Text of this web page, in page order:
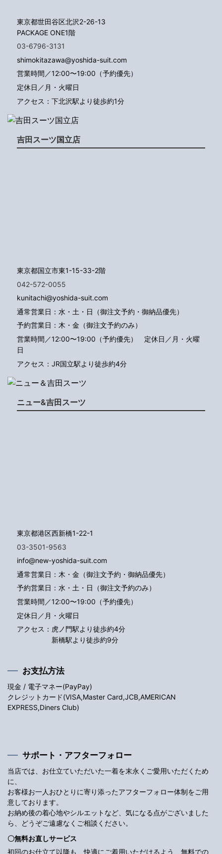
東京都世田谷区北沢2-26-13
PACKAGE ONE1階
03-6796-3131
shimokitazawa@yoshida-suit.com
営業時間／12:00〜19:00（予約優先）
定休日／月・火曜日
アクセス：下北沢駅より徒歩約1分
吉田スーツ国立店
東京都国立市東1-15-33-2階
042-572-0055
kunitachi@yoshida-suit.com
通常営業日：水・土・日（御注文予約・御納品優先）
予約営業日：木・金（御注文予約のみ）
営業時間／12:00〜19:00（予約優先） 定休日／月・火曜
日
アクセス：JR国立駅より徒歩約4分
ニュー&吉田スーツ
東京都港区西新橋1-22-1
03-3501-9563
info@new-yoshida-suit.com
通常営業日：木・金（御注文予約・御納品優先）
予約営業日：水・土・日（御注文予約のみ）
営業時間／12:00〜19:00（予約優先）
定休日／月・火曜日
アクセス： 虎ノ門駅より徒歩約4分
新橋駅より徒歩約9分
お支払方法
現金 / 電子マネー(PayPay)
クレジットカード(VISA,Master Card,JCB,AMERICAN
EXPRESS,Diners Club)
サポート・アフターフォロー
当店では、お仕立ていただいた一着を末永くご愛用いただくため
に、
お客様お一人おひとりに寄り添ったアフターフォロー体制をご用
意しております。
お納め後の着心地やシルエットなど、気になる点がございました
ら、どうぞご遠慮なくご相談ください。
〇無料お直しサービス
初回のお仕立て以降も、快適にご着用いただけるよう、無料での